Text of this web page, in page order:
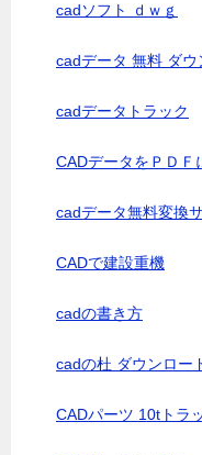
cadソフト ｄｗｇ
cadデータ 無料 ダ
cadデータトラック
CADデータをＰＤＦ
cadデータ無料変換
CADで建設重機
cadの書き方
cadの杜 ダウンロー
CADパーツ 10tトラ